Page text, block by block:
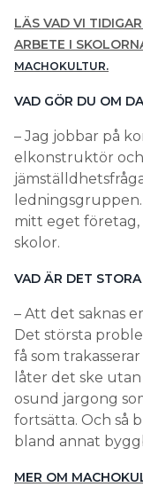
LÄS VAD VI
ARBETE I
MACHOKULTUR.
VAD GÖR DU OM
– Jag jobbar på
elkonstruktör
mitt eget företag,
skolor.
VAD ÄR DET
– Att det saknas
Det största
få som
låter det ske
osund jargong
fortsätta. Och så
bland annat
MER OM